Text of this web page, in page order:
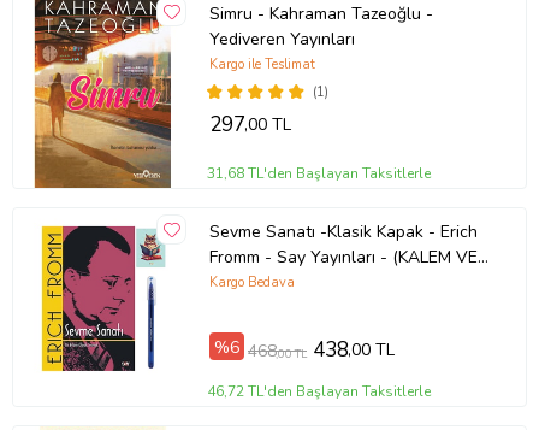
Simru - Kahraman Tazeoğlu -
Yediveren Yayınları
(1)
Kargo ile Teslimat
297,00 TL
31,68 TL'den Başlayan Taksitlerle
Sevme Sanatı -Klasik Kapak - Erich
Fromm - Say Yayınları - (KALEM VE
NOT DEFTERLİ) (Renksiz)
Kargo Bedava
%6 468,00 TL 438,00 TL
46,72 TL'den Başlayan Taksitlerle